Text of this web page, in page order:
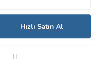
Hızlı Satın Al